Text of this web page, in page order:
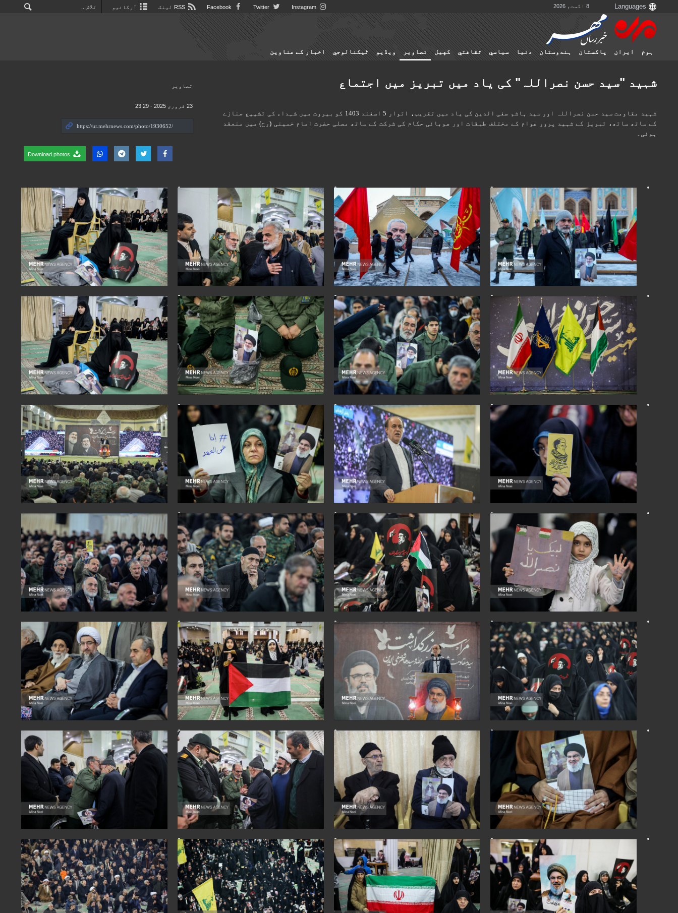
8 اگست، 2026 Instagram آرکائیو
ہوم ایران پاکستان ہندوستان دنیا سياسي ثقافتي کهيل تصاوير ویڈیو ٹيكنالوجي اخبار کے عناوین
تصاوير
23 فروری 2025 - 23:29
شہید "سید حسن نصراللہ" کی یاد میں تبریز میں اجتماع
شہید مقاومت سید حسن نصراللہ اور سید ہاشم صفی الدین کی یاد میں تقریب، اتوار 5 اسفند 1403 کو بیروت میں شہداء کی تشییع جنازے
کے ساتھ ساتھ، تبریز کے شہید پرور عوام کے مختلف طبقات اور صوبائی حکام کی شرکت کے ساتھ مصلی حضرت امام خمینی (رح) میں منعقد
ہوئی۔